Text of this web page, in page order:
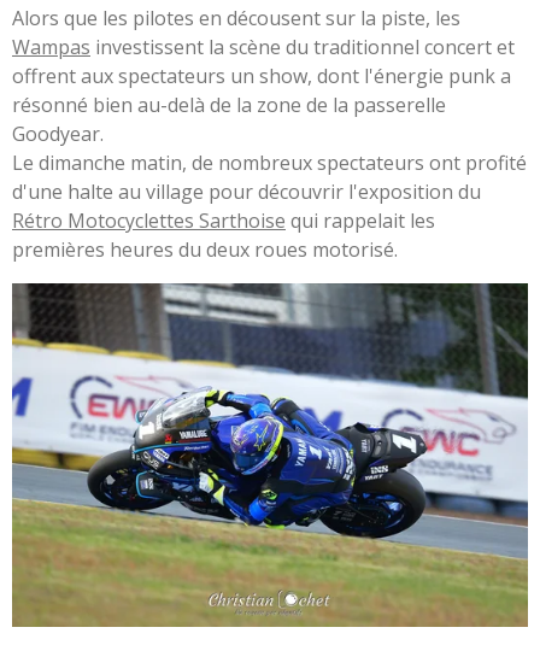
Alors que les pilotes en décousent sur la piste, les
Wampas investissent la scène du traditionnel concert et
offrent aux spectateurs un show, dont l'énergie punk a
résonné bien au-delà de la zone de la passerelle
Goodyear.
Le dimanche matin, de nombreux spectateurs ont profité
d'une halte au village pour découvrir l'exposition du
Rétro Motocyclettes Sarthoise qui rappelait les
premières heures du deux roues motorisé.